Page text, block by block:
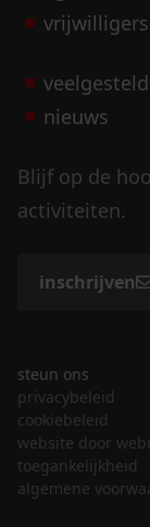
vrijwilligers
nieuws
Blijf op de
activiteiten.
inschrijven
steun ons
privacybeleid
cookiebeleid
website door
toegankelijkheid
algemene